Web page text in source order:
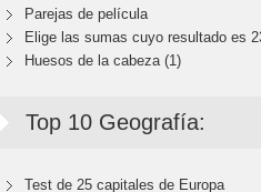
Parejas de película
Elige las sumas cuyo resultado es
Huesos de la cabeza (1)
Top 10 Geografía:
Test de 25 capitales de Europa